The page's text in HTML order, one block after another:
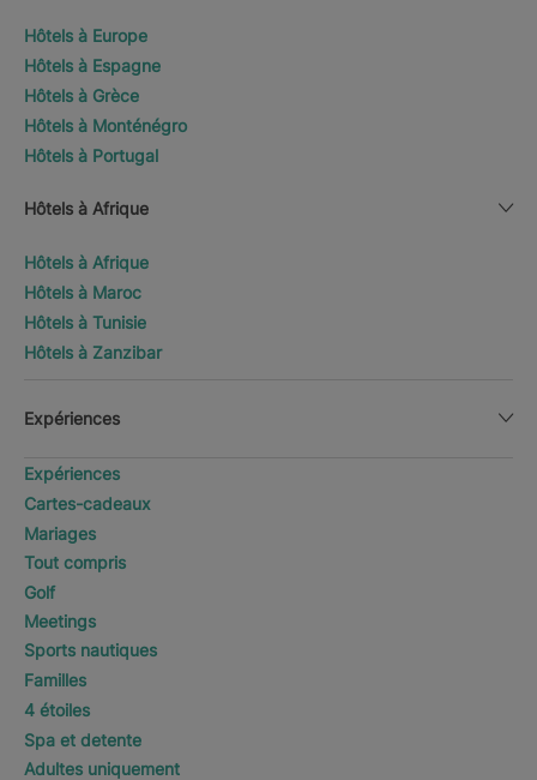
Hôtels à Europe
Hôtels à Espagne
Hôtels à Grèce
Hôtels à Monténégro
Hôtels à Portugal
Hôtels à Afrique
Hôtels à Afrique
Hôtels à Maroc
Hôtels à Tunisie
Hôtels à Zanzibar
Expériences
Expériences
Cartes-cadeaux
Mariages
Tout compris
Golf
Meetings
Sports nautiques
Familles
4 étoiles
Spa et detente
Adultes uniquement